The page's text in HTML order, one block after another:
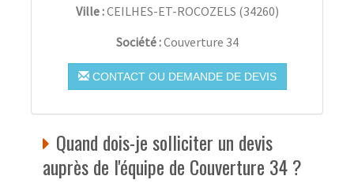
Ville :CEILHES-ET-ROCOZELS (34260)
Société :Couverture 34
CONTACT OU DEMANDE DE DEVIS
Quand dois-je solliciter un devis
auprès de l'équipe de Couverture 34 ?